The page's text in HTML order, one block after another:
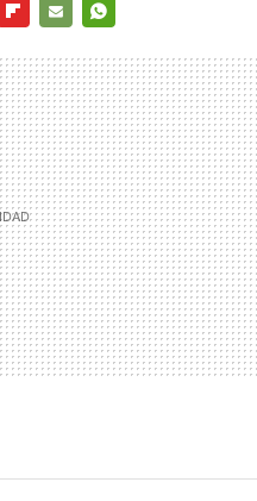
MAIL